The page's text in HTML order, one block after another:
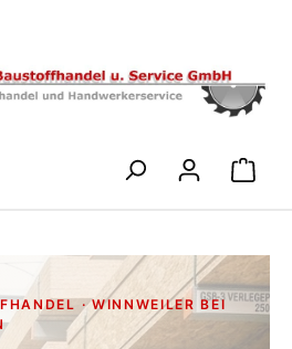
· WINNWEILER BEI